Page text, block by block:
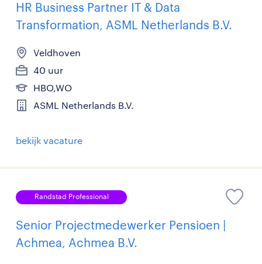
HR Business Partner IT & Data
Transformation, ASML Netherlands B.V.
Veldhoven
40 uur
HBO,WO
ASML Netherlands B.V.
bekijk vacature
Randstad Professional
Senior Projectmedewerker Pensioen |
Achmea, Achmea B.V.